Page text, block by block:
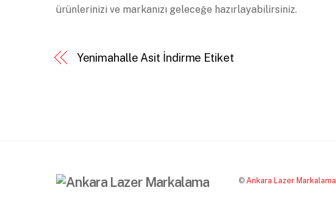
ürünlerinizi ve markanızı geleceğe hazırlayabilirsiniz.
Yenimahalle Asit İndirme Etiket
©Ankara Lazer Markalama